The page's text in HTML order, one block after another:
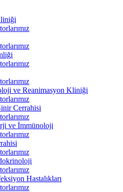
ve Reanimasyon Kliniği
Cerrahisi
ve İmmünoloji
Hastalıkları